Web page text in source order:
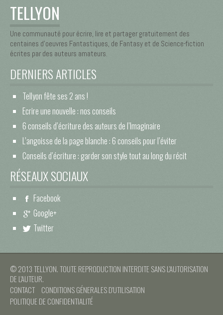
TELLYON
Une communauté pour écrire, lire et partager gratuitement des
centaines d’oeuvres Fantastiques, de Fantasy et de Science-fiction
écrites par des auteurs amateurs.
DERNIERS ARTICLES
Tellyon fête ses 2 ans !
Ecrire une nouvelle : nos conseils
6 conseils d’écriture des auteurs de l’Imaginaire
L’angoisse de la page blanche : 6 conseils pour l’éviter
Conseils d’écriture : garder son style tout au long du récit
RÉSEAUX SOCIAUX
Facebook
Google+
Twitter
© 2013 TELLYON. TOUTE REPRODUCTION INTERDITE SANS L'AUTORISATION
DE L'AUTEUR.
CONTACT
CONDITIONS GÉNERALES D'UTILISATION
POLITIQUE DE CONFIDENTIALITÉ